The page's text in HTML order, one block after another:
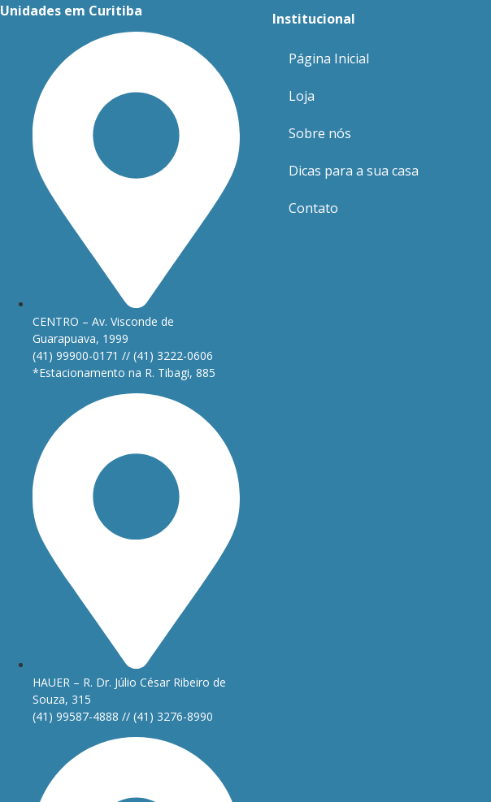
Unidades em Curitiba
CENTRO – Av. Visconde de
Guarapuava, 1999
(41) 99900-0171 // (41) 3222-0606
*Estacionamento na R. Tibagi, 885
HAUER – R. Dr. Júlio César Ribeiro de
Souza, 315
(41) 99587-4888 // (41) 3276-8990
Institucional
Página Inicial
Loja
Sobre nós
Dicas para a sua casa
Contato